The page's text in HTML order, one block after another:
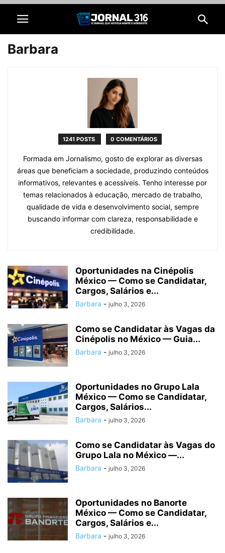
Barbara
1241 POSTS 0 COMENTÁRIOS
Formada em Jornalismo, gosto de explorar as diversas
áreas que beneficiam a sociedade, produzindo conteúdos
informativos, relevantes e acessíveis. Tenho interesse por
temas relacionados à educação, mercado de trabalho,
qualidade de vida e desenvolvimento social, sempre
buscando informar com clareza, responsabilidade e
credibilidade.
Oportunidades na Cinépolis
México — Como se Candidatar,
Cargos, Salários e...
Barbara - julho 3, 2026
Como se Candidatar às Vagas da
Cinépolis no México — Guia...
Barbara - julho 3, 2026
Oportunidades no Grupo Lala
México — Como se Candidatar,
Cargos, Salários...
Barbara - julho 3, 2026
Como se Candidatar às Vagas do
Grupo Lala no México —...
Barbara - julho 3, 2026
Oportunidades no Banorte
México — Como se Candidatar,
Cargos, Salários e...
Barbara - julho 3, 2026